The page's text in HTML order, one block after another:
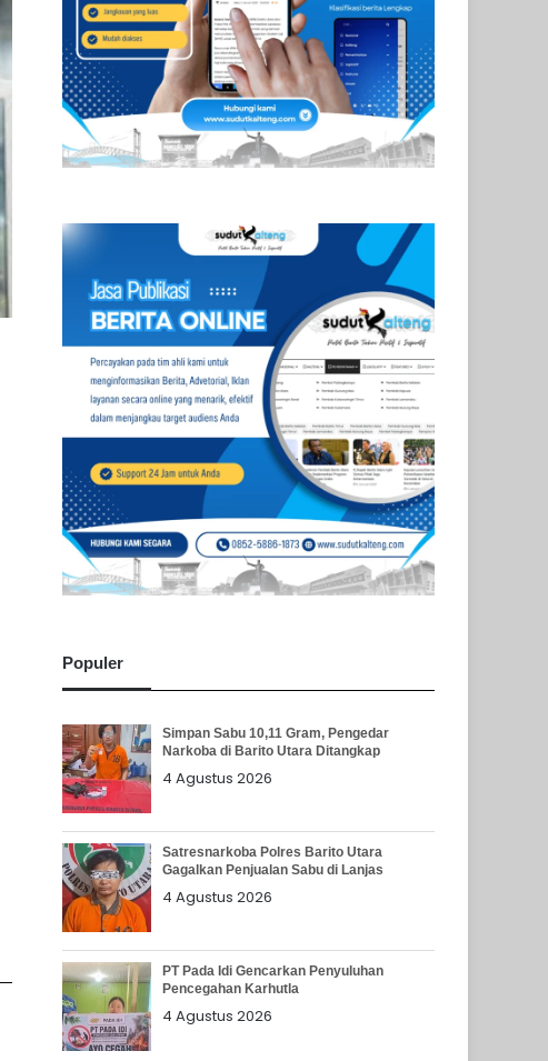
Populer
Simpan Sabu 10,11 Gram, Pengedar
Narkoba di Barito Utara Ditangkap
4 Agustus 2026
Satresnarkoba Polres Barito Utara
Gagalkan Penjualan Sabu di Lanjas
4 Agustus 2026
PT Pada Idi Gencarkan Penyuluhan
Pencegahan Karhutla
4 Agustus 2026